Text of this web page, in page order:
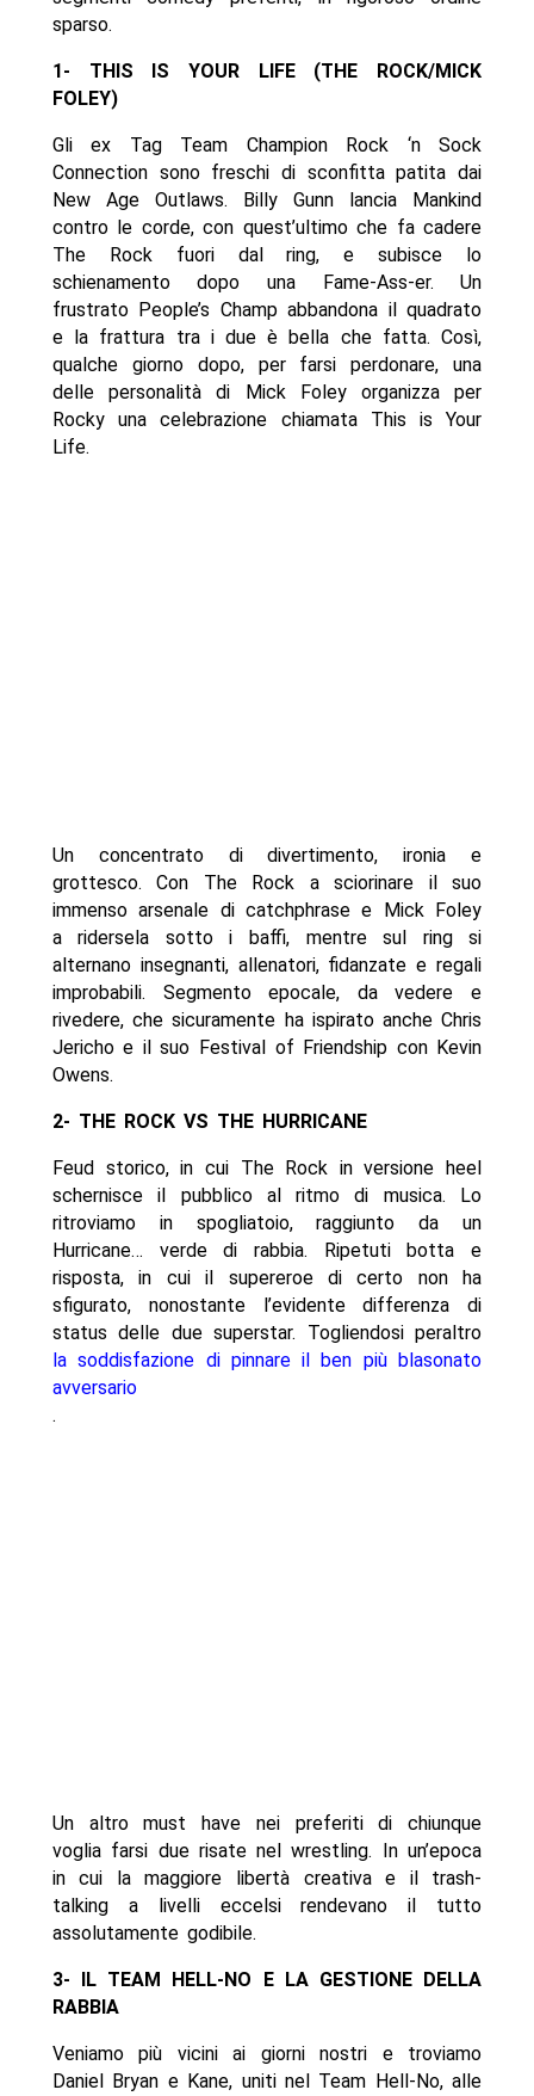
sparso.
1- THIS IS YOUR LIFE (THE ROCK/MICK
FOLEY)
Gli ex Tag Team Champion Rock ‘n Sock
Connection sono freschi di sconfitta patita dai
New Age Outlaws. Billy Gunn lancia Mankind
contro le corde, con quest’ultimo che fa cadere
The Rock fuori dal ring, e subisce lo
schienamento dopo una Fame-Ass-er. Un
frustrato People’s Champ abbandona il quadrato
e la frattura tra i due è bella che fatta. Così,
qualche giorno dopo, per farsi perdonare, una
delle personalità di Mick Foley organizza per
Rocky una celebrazione chiamata This is Your
Life.
Un concentrato di divertimento, ironia e
grottesco. Con The Rock a sciorinare il suo
immenso arsenale di catchphrase e Mick Foley
a ridersela sotto i baffi, mentre sul ring si
alternano insegnanti, allenatori, fidanzate e regali
improbabili. Segmento epocale, da vedere e
rivedere, che sicuramente ha ispirato anche Chris
Jericho e il suo Festival of Friendship con Kevin
Owens.
2- THE ROCK VS THE HURRICANE
Feud storico, in cui The Rock in versione heel
schernisce il pubblico al ritmo di musica. Lo
ritroviamo in spogliatoio, raggiunto da un
Hurricane… verde di rabbia. Ripetuti botta e
risposta, in cui il supereroe di certo non ha
sfigurato, nonostante l’evidente differenza di
status delle due superstar. Togliendosi peraltro
la soddisfazione di pinnare il ben più blasonato
avversario
.
Un altro must have nei preferiti di chiunque
voglia farsi due risate nel wrestling. In un’epoca
in cui la maggiore libertà creativa e il trash-
talking a livelli eccelsi rendevano il tutto
assolutamente godibile.
3- IL TEAM HELL-NO E LA GESTIONE DELLA
RABBIA
Veniamo più vicini ai giorni nostri e troviamo
Daniel Bryan e Kane, uniti nel Team Hell-No, alle